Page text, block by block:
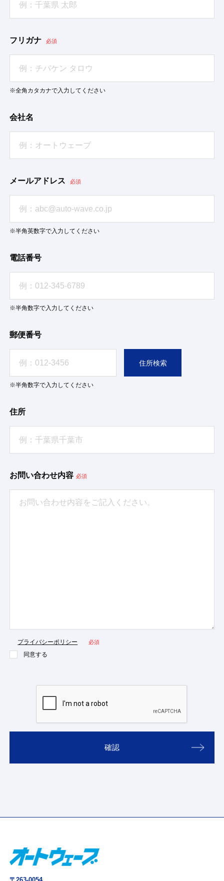
フリガナ 必須
※全角カタカナで入力してください
会社名
メールアドレス 必須
※半角英数字で入力してください
電話番号
※半角数字で入力してください
郵便番号
住所検索
※半角数字で入力してください
住所
お問い合わせ内容 必須
プライバシーポリシー 必須
同意する
確認